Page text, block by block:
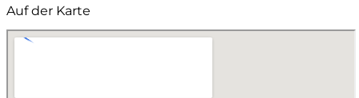
Auf der Karte